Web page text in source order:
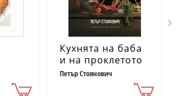
Кухнята на баба
и на проклетото
й внуче
Петър Стоянович